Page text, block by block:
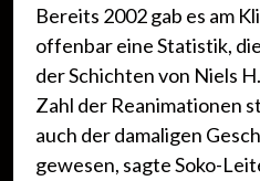
Bereits 2002 gab es am
offenbar eine Statistik,
der Schichten von Niels
Zahl der Reanimationen
auch der damaligen
gewesen, sagte Soko-